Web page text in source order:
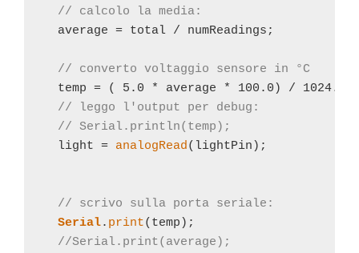
// calcolo la media:
average = total / numReadings;
// converto voltaggio sensore in °C
temp = ( 5.0 * average * 100.0) /
// leggo l'output per debug:
// Serial.println(temp);
light = analogRead(lightPin);
// scrivo sulla porta seriale:
Serial. print(temp);
//Serial.print(average);